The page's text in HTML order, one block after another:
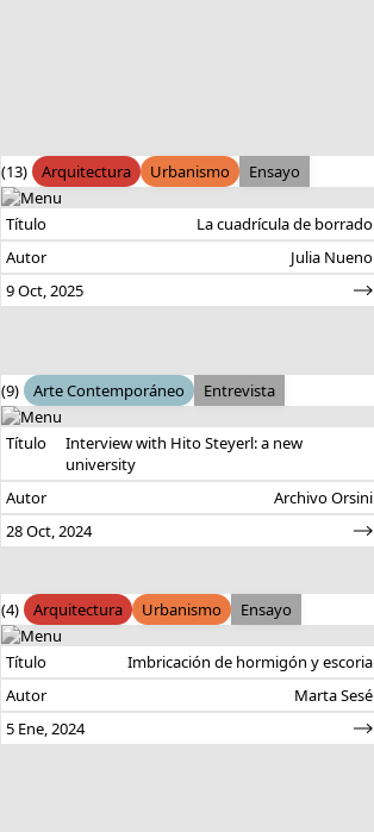
(13) Arquitectura Urbanismo Ensayo
Título
La cuadrícula de borrado
Autor
Julia Nueno
9 Oct, 2025
(9) Arte Contemporáneo Entrevista
Título
Interview with Hito Steyerl: a new
university
Autor
Archivo Orsini
28 Oct, 2024
(4) Arquitectura Urbanismo Ensayo
Título
Imbricación de hormigón y escoria
Autor
Marta Sesé
5 Ene, 2024